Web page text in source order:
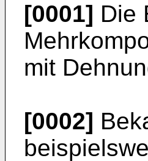
[0001] Die
mit
[0002]